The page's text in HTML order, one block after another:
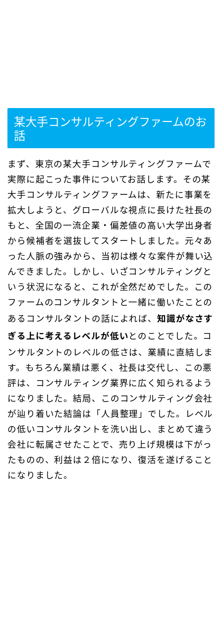
某大手コンサルティングファームのお
話
まず、東京の某大手コンサルティングファームで
実際に起こった事件についてお話します。その某
大手コンサルティングファームは、新たに事業を
拡大しようと、グローバルな視点に長けた社長の
もと、全国の一流企業・偏差値の高い大学出身者
から候補者を選抜してスタートしました。元々あ
った人脈の強みから、当初は様々な案件が舞い込
んできました。しかし、いざコンサルティングと
いう状況になると、これが全然だめでした。この
ファームのコンサルタントと一緒に働いたことの
あるコンサルタントの話によれば、知識がなさす
ぎる上に考えるレベルが低いとのことでした。コ
ンサルタントのレベルの低さは、業績に直結しま
す。もちろん業績は悪く、社長は交代し、この悪
評は、コンサルティング業界に広く知られるよう
になりました。結局、このコンサルティング会社
が辿り着いた結論は「人員整理」でした。レベル
の低いコンサルタントを洗い出し、まとめて違う
会社に転属させたことで、売り上げ規模は下がっ
たものの、利益は２倍になり、復活を遂げること
になりました。